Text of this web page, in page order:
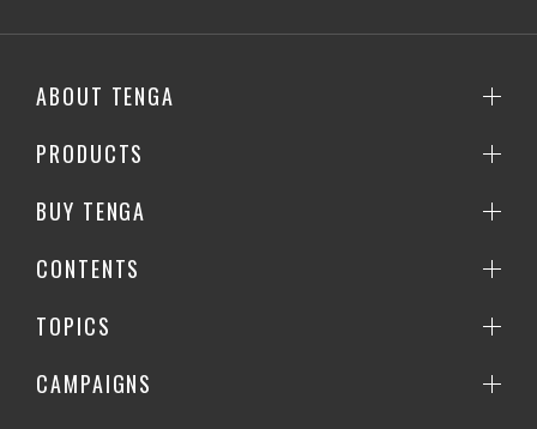
ABOUT TENGA
PRODUCTS
BUY TENGA
CONTENTS
TOPICS
CAMPAIGNS